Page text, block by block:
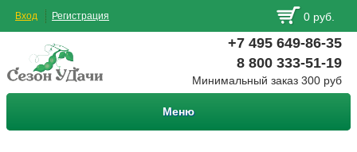
Вход Регистрация 0 руб.
+7 495 649-86-35
8 800 333-51-19
Минимальный заказ 300 руб
Меню